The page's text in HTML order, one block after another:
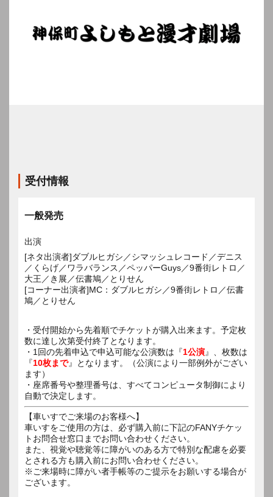
受付情報
一般発売
出演
[ネタ出演者]ダブルヒガシ／シマッシュレコード／デニス
／くらげ／ワラバランス／ペッパーGuys／9番街レトロ／
大王／き展／伝書鳩／とりせん
[コーナー出演者]MC：ダブルヒガシ／9番街レトロ／伝書
鳩／とりせん
・受付開始から先着順でチケットが購入出来ます。予定枚
数に達し次第受付終了となります。
・1回の先着申込で申込可能な公演数は『1公演』、枚数は
『10枚まで』となります。（公演により一部例外がござい
ます）
・座席番号や整理番号は、すべてコンピュータ制御により
自動で決定します。
【車いすでご来場のお客様へ】
車いすをご使用の方は、必ず購入前に下記のFANYチケッ
トお問合せ窓口までお問い合わせください。
また、視覚や聴覚等に障がいのある方で特別な配慮を必要
とされる方も購入前にお問い合わせください。
※ご来場時に障がい者手帳等のご提示をお願いする場合が
ございます。